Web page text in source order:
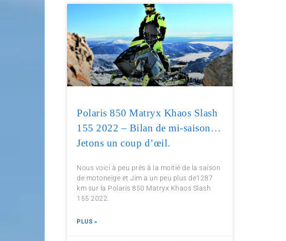
Polaris 850 Matryx Khaos Slash
155 2022 – Bilan de mi-saison…
Jetons un coup d’œil.
Nous voici à peu près à la moitié de la saison
de motoneige et Jim a un peu plus de1287
km sur la Polaris 850 Matryx Khaos Slash
155 2022.
PLUS »